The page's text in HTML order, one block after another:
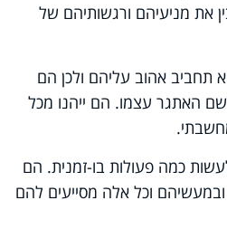
את מניעיהם ורגשותיהם של
תחביב אהוב עליהם ולכן הם
לשם האתגר עצמו. הם ייהנו מכל
כמה פעולות בו-זמנית. הם
וכל אלה מסייעים להם